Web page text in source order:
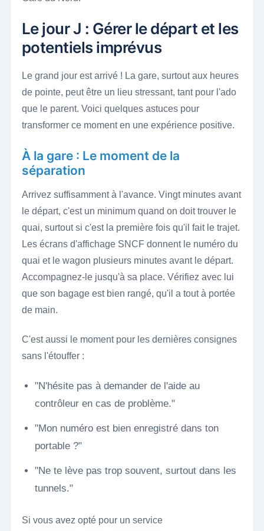
Le jour J : Gérer le départ et les
potentiels imprévus
Le grand jour est arrivé ! La gare, surtout aux heures
de pointe, peut être un lieu stressant, tant pour l'ado
que le parent. Voici quelques astuces pour
transformer ce moment en une expérience positive.
À la gare : Le moment de la
séparation
Arrivez suffisamment à l'avance. Vingt minutes avant
le départ, c'est un minimum quand on doit trouver le
quai, surtout si c'est la première fois qu'il fait le trajet.
Les écrans d'affichage SNCF donnent le numéro du
quai et le wagon plusieurs minutes avant le départ.
Accompagnez-le jusqu'à sa place. Vérifiez avec lui
que son bagage est bien rangé, qu'il a tout à portée
de main.
C'est aussi le moment pour les dernières consignes
sans l'étouffer :
"N'hésite pas à demander de l'aide au
contrôleur en cas de problème."
"Mon numéro est bien enregistré dans ton
portable ?"
"Ne te lève pas trop souvent, surtout dans les
tunnels."
Si vous avez opté pour un service